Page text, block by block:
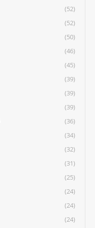
(52)
(52)
(50)
(46)
(45)
(39)
(39)
(39)
(36)
(34)
(32)
(31)
(25)
(24)
(24)
(24)